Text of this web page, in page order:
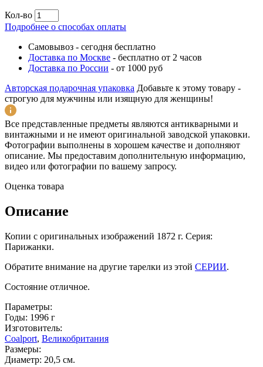
Кол-во
Подробнее о способах оплаты
Самовывоз - сегодня бесплатно
Доставка по Москве - бесплатно от 2 часов
Доставка по России - от 1000 руб
Авторская подарочная упаковка Добавьте к этому товару -
строгую для мужчины или изящную для женщины!
Все представленные предметы являются антикварными и
винтажными и не имеют оригинальной заводской упаковки.
Фотографии выполнены в хорошем качестве и дополняют
описание. Мы предоставим дополнительную информацию,
видео или фотографии по вашему запросу.
Оценка товара
Описание
Копии с оригинальных изображений 1872 г. Серия:
Парижанки.
Обратите внимание на другие тарелки из этой СЕРИИ.
Состояние отличное.
Параметры:
Годы: 1996 г
Изготовитель:
Coalport, Великобритания
Размеры:
Диаметр: 20,5 см.